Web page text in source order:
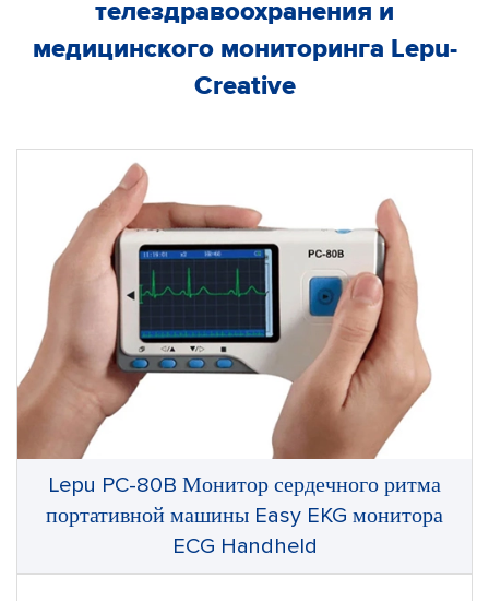
телездравоохранения и
медицинского мониторинга Lepu-
Creative
Lepu PC-80B Монитор сердечного ритма
портативной машины Easy EKG монитора
ECG Handheld